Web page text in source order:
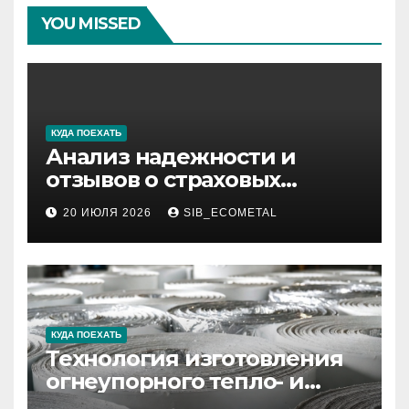
YOU MISSED
КУДА ПОЕХАТЬ
Анализ надежности и
отзывов о страховых
компаниях по итогам 2026
года
20 ИЮЛЯ 2026 SIB_ECOMETAL
КУДА ПОЕХАТЬ
Технология изготовления
огнеупорного тепло- и